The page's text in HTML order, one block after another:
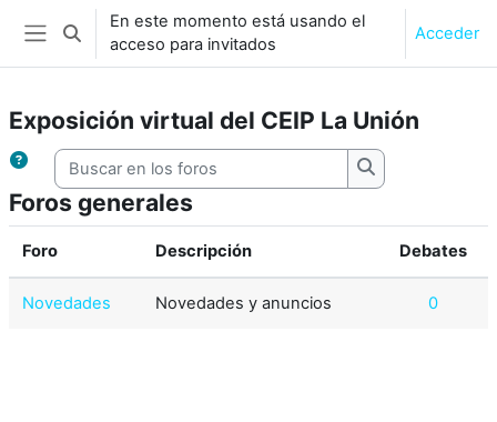
Salta al contenido principal
Panel lateral
Selector de búsqueda de entrada
En este momento está usando el
acceso para invitados
Acceder
Exposición virtual del CEIP La Unión
Buscar en los foros
Buscar en los
Foros generales
Foro Descripción Debates
Novedades Novedades y anuncios 0